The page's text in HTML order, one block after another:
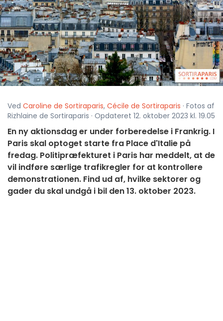
Ved Caroline de Sortiraparis, Cécile de Sortiraparis · Fotos af
Rizhlaine de Sortiraparis · Opdateret 12. oktober 2023 kl. 19.05
En ny aktionsdag er under forberedelse i Frankrig. I
Paris skal optoget starte fra Place d'Italie på
fredag. Politipræfekturet i Paris har meddelt, at de
vil indføre særlige trafikregler for at kontrollere
demonstrationen. Find ud af, hvilke sektorer og
gader du skal undgå i bil den 13. oktober 2023.